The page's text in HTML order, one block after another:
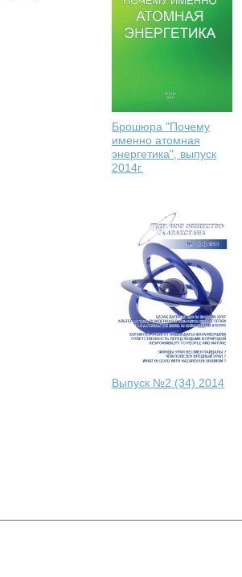
Брошюра "Почему
именно атомная
энергетика", выпуск
2014г.
Выпуск №2 (34) 2014